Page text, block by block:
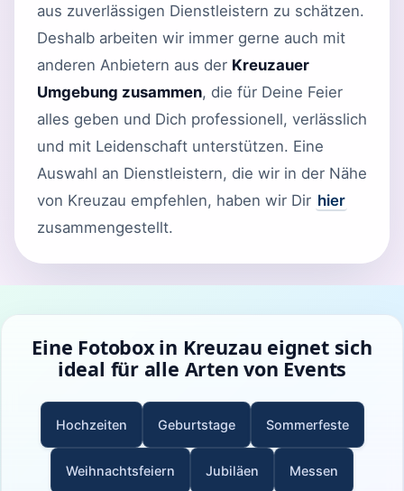
aus zuverlässigen Dienstleistern zu schätzen.
Deshalb arbeiten wir immer gerne auch mit
anderen Anbietern aus der Kreuzauer
Umgebung zusammen, die für Deine Feier
alles geben und Dich professionell, verlässlich
und mit Leidenschaft unterstützen. Eine
Auswahl an Dienstleistern, die wir in der Nähe
von Kreuzau empfehlen, haben wir Dir hier
zusammengestellt.
Eine Fotobox in Kreuzau eignet sich
ideal für alle Arten von Events
Hochzeiten Geburtstage Sommerfeste
Weihnachtsfeiern Jubiläen Messen